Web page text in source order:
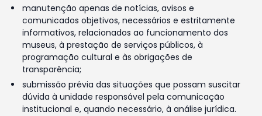
manutenção apenas de notícias, avisos e
comunicados objetivos, necessários e estritamente
informativos, relacionados ao funcionamento dos
museus, à prestação de serviços públicos, à
programação cultural e às obrigações de
transparência;
submissão prévia das situações que possam suscitar
dúvida à unidade responsável pela comunicação
institucional e, quando necessário, à análise jurídica.